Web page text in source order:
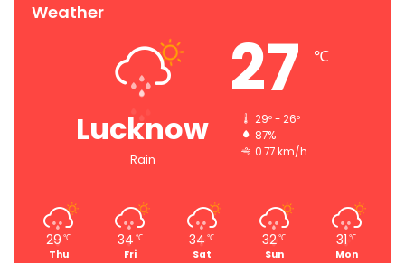
Weather
Lucknow
Rain
27 ℃
29º - 26º
87%
0.77 km/h
29 ℃
Thu
34 ℃
Fri
34 ℃
Sat
32℃
Sun
31℃
Mon